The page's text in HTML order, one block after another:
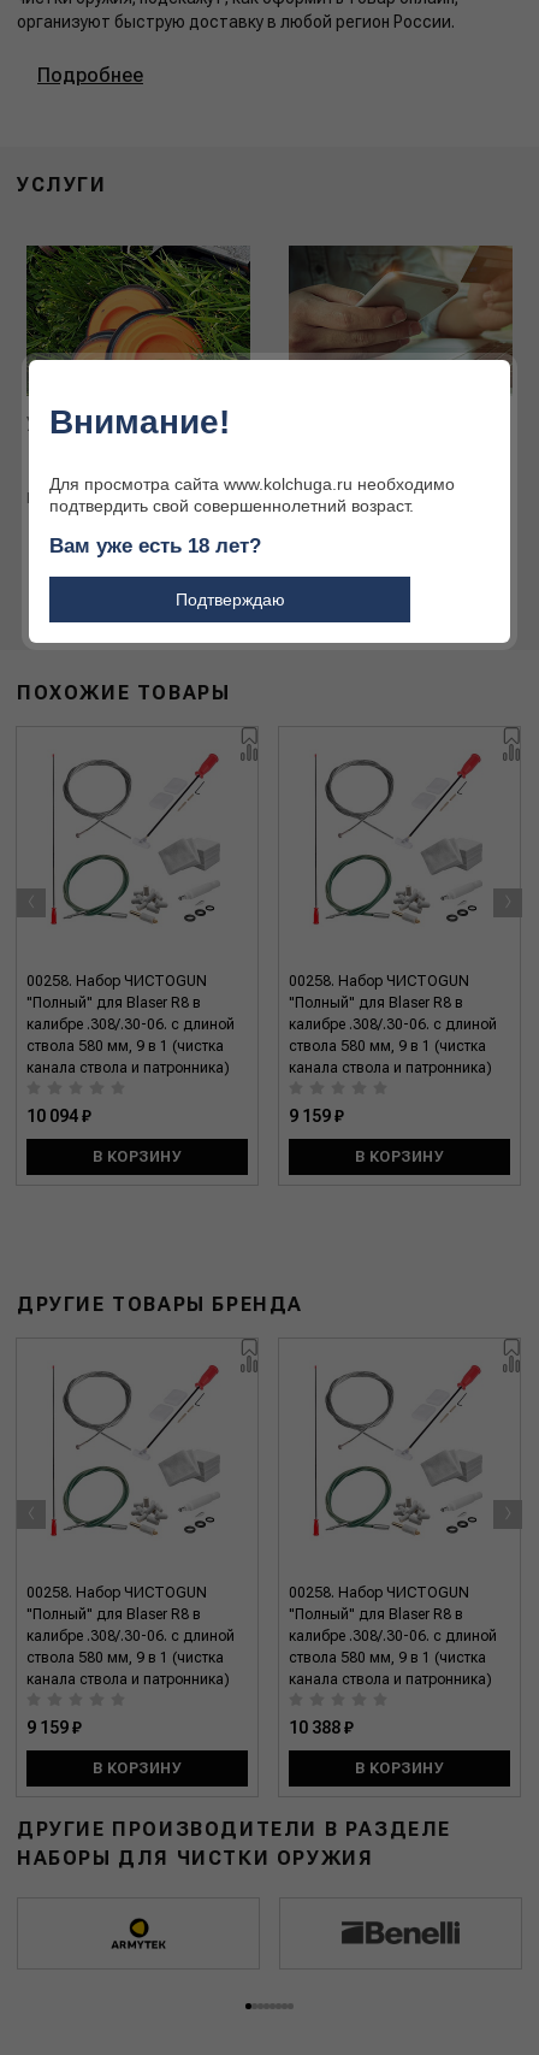
организуют быструю доставку в любой регион России.
Подробнее
УСЛУГИ
Услуги наших партнёров
Подробнее
товаров для охоты и
активного отдыха
ПОХОЖИЕ ТОВАРЫ
00258. Набор ЧИСТОGUN
"Полный" для Blaser R8 в
калибре .308/.30-06. с длиной
ствола 580 мм, 9 в 1 (чистка
канала ствола и патронника)
10 094 ₽
В КОРЗИНУ
00258. Набор ЧИСТОGUN
"Полный" для Blaser R8 в
калибре .308/.30-06. с длиной
ствола 580 мм, 9 в 1 (чистка
канала ствола и патронника)
9 159 ₽
В КОРЗИНУ
‹ ›
ДРУГИЕ ТОВАРЫ БРЕНДА
00258. Набор ЧИСТОGUN
"Полный" для Blaser R8 в
калибре .308/.30-06. с длиной
ствола 580 мм, 9 в 1 (чистка
канала ствола и патронника)
9 159 ₽
В КОРЗИНУ
00258. Набор ЧИСТОGUN
"Полный" для Blaser R8 в
калибре .308/.30-06. с длиной
ствола 580 мм, 9 в 1 (чистка
канала ствола и патронника)
10 388 ₽
В КОРЗИНУ
‹ ›
ДРУГИЕ ПРОИЗВОДИТЕЛИ В РАЗДЕЛЕ
НАБОРЫ ДЛЯ ЧИСТКИ ОРУЖИЯ
Внимание!
Для просмотра сайта www.kolchuga.ru необходимо
подтвердить свой совершеннолетний возраст.
Вам уже есть 18 лет?
Подтверждаю